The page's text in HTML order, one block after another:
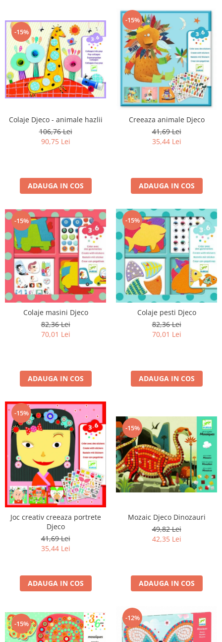
-15%
Colaje Djeco - animale hazlii
106,76 Lei
90,75 Lei
ADAUGA IN COS
-15%
Creeaza animale Djeco
41,69 Lei
35,44 Lei
ADAUGA IN COS
-15%
Colaje masini Djeco
82,36 Lei
70,01 Lei
ADAUGA IN COS
-15%
Colaje pesti Djeco
82,36 Lei
70,01 Lei
ADAUGA IN COS
-15%
Joc creativ creeaza portrete
Djeco
41,69 Lei
35,44 Lei
ADAUGA IN COS
-15%
Mozaic Djeco Dinozauri
49,82 Lei
42,35 Lei
ADAUGA IN COS
-15%
-12%